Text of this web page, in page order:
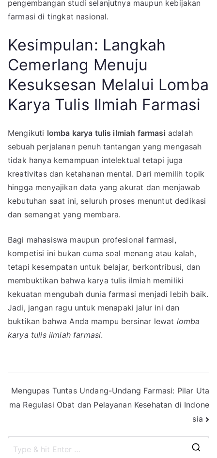
pengembangan studi selanjutnya maupun kebijakan
farmasi di tingkat nasional.
Kesimpulan: Langkah
Cemerlang Menuju
Kesuksesan Melalui Lomba
Karya Tulis Ilmiah Farmasi
Mengikuti lomba karya tulis ilmiah farmasi adalah
sebuah perjalanan penuh tantangan yang mengasah
tidak hanya kemampuan intelektual tetapi juga
kreativitas dan ketahanan mental. Dari memilih topik
hingga menyajikan data yang akurat dan menjawab
kebutuhan saat ini, seluruh proses menuntut dedikasi
dan semangat yang membara.
Bagi mahasiswa maupun profesional farmasi,
kompetisi ini bukan cuma soal menang atau kalah,
tetapi kesempatan untuk belajar, berkontribusi, dan
membuktikan bahwa karya tulis ilmiah memiliki
kekuatan mengubah dunia farmasi menjadi lebih baik.
Jadi, jangan ragu untuk menapaki jalur ini dan
buktikan bahwa Anda mampu bersinar lewat lomba
karya tulis ilmiah farmasi.
Post
navigation
Mengupas Tuntas Undang-Undang Farmasi: Pilar Uta
ma Regulasi Obat dan Pelayanan Kesehatan di Indone
sia